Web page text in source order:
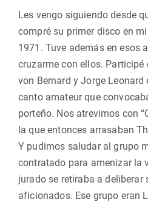
Les vengo siguiendo desde
compré su primer disco en
1971. Tuve además en esos
cruzarme con ellos.
von Bernard y Jorge Leonard
canto amateur que
porteño. Nos atrevimos con
la que entonces arrasaban
Y pudimos saludar al grupo
contratado para amenizar la
jurado se retiraba a deliberar
aficionados. Ese grupo eran